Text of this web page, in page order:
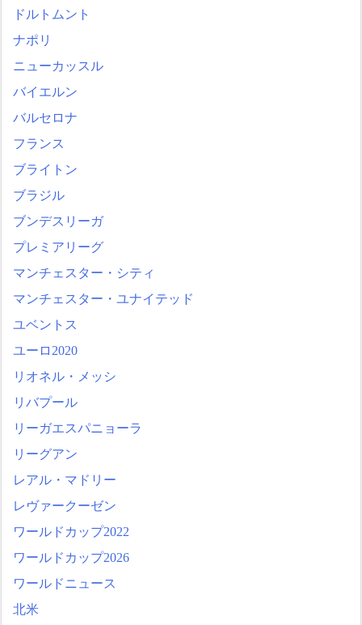
ドルトムント
ナポリ
ニューカッスル
バイエルン
バルセロナ
フランス
ブライトン
ブラジル
ブンデスリーガ
プレミアリーグ
マンチェスター・シティ
マンチェスター・ユナイテッド
ユベントス
ユーロ2020
リオネル・メッシ
リバプール
リーガエスパニョーラ
リーグアン
レアル・マドリー
レヴァークーゼン
ワールドカップ2022
ワールドカップ2026
ワールドニュース
北米